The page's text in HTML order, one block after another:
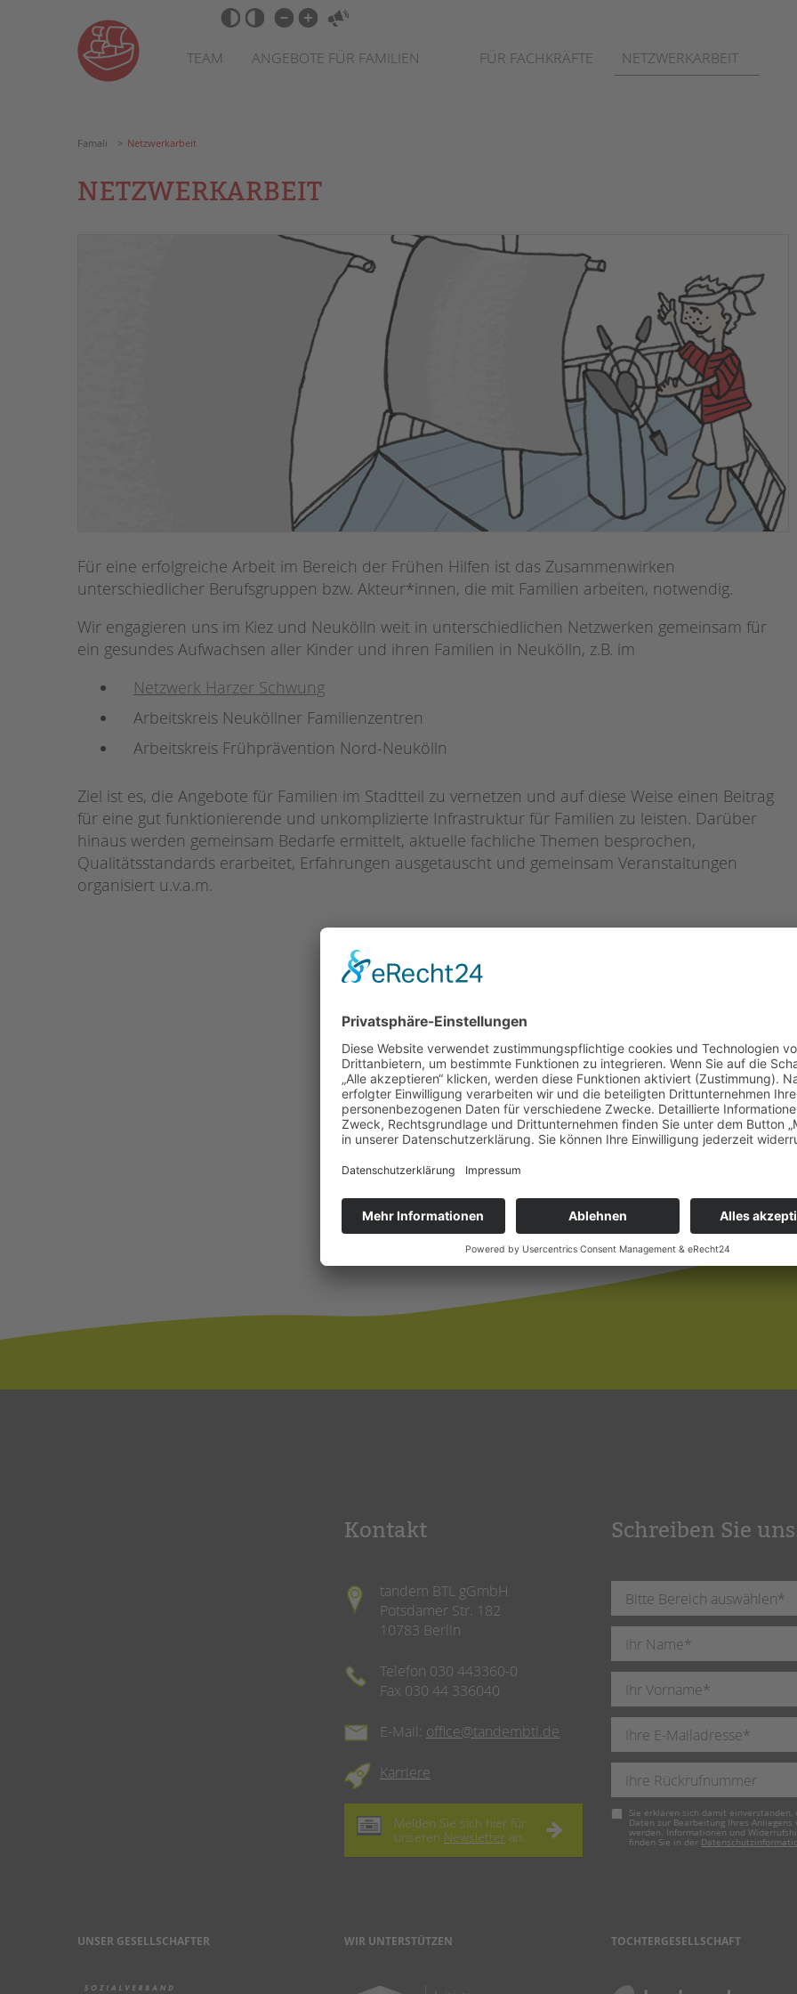
Barrierefrei-
Einstellungen
überspringen
TEAM ANGEBOTE FÜR FAMILIEN FÜR FACHKRÄFTE NETZWERKARBEIT
Famali Netzwerkarbeit
NETZWERKARBEIT
Für eine erfolgreiche Arbeit im Bereich der Frühen Hilfen ist das Zusammenwirken
unterschiedlicher Berufsgruppen bzw. Akteur*innen, die mit Familien arbeiten, notwendig.
Wir engagieren uns im Kiez und Neukölln weit in unterschiedlichen Netzwerken gemeinsam für
ein gesundes Aufwachsen aller Kinder und ihren Familien in Neukölln, z.B. im
Netzwerk Harzer Schwung
Arbeitskreis Neuköllner Familienzentren
Arbeitskreis Frühprävention Nord-Neukölln
Ziel ist es, die Angebote für Familien im Stadtteil zu vernetzen und auf diese Weise einen Beitrag
für eine gut funktionierende und unkomplizierte Infrastruktur für Familien zu leisten. Darüber
hinaus werden gemeinsam Bedarfe ermittelt, aktuelle fachliche Themen besprochen,
Qualitätsstandards erarbeitet, Erfahrungen ausgetauscht und gemeinsam Veranstaltungen
organisiert u.v.a.m.
Kontakt
tandem BTL gGmbH
Potsdamer Str. 182
10783 Berlin
Telefon 030 443360-0
Fax 030 44 336040
E-Mail: office@tandembtl.de
Karriere
Melden Sie sich hier für
unseren Newsletter an.
Schreiben Sie
Pflichtfeld
Sie erklären sich damit einverstanden,
Daten zur Bearbeitung Ihres Anliegens
werden. Informationen und
finden Sie in der
UNSER GESELLSCHAFTER WIR UNTERSTÜTZEN TOCHTERGESELLSCHAFT